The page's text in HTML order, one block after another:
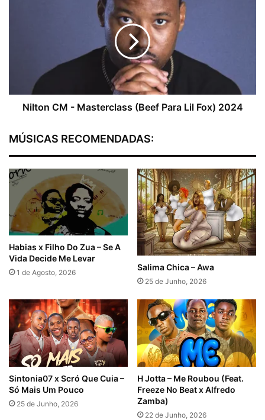
2024
Nilton CM - Masterclass (Beef Para Lil Fox) 2024
MÚSICAS RECOMENDADAS:
Habias x Filho Do Zua – Se A
Vida Decide Me Levar
1 de Agosto, 2026
Salima Chica – Awa
25 de Junho, 2026
Sintonia07 x Scró Que Cuia –
Só Mais Um Pouco
25 de Junho, 2026
H Jotta – Me Roubou (Feat.
Freeze No Beat x Alfredo
Zamba)
22 de Junho, 2026